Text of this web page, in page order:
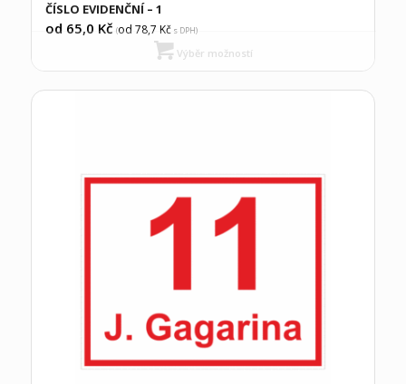
ČÍSLO EVIDENČNÍ – 1
od 65,0 Kč (od 78,7 Kčs DPH)
Výběr možností